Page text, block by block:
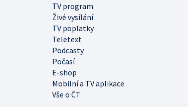
TV program
Živé vysílání
TV poplatky
Teletext
Podcasty
Počasí
E-shop
Mobilní a TV aplikace
Vše o ČT